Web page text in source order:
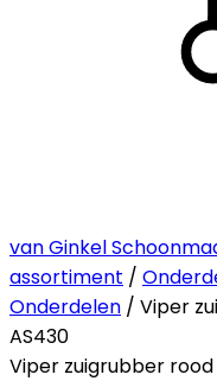
van Ginkel
assortiment /
Onderdelen / Viper
AS430
Viper zuigrubber